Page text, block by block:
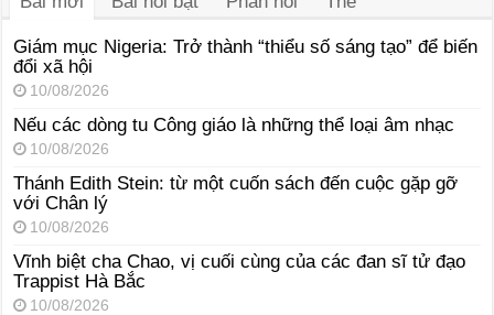
Giám mục Nigeria: Trở thành “thiểu số sáng tạo” để biến
đổi xã hội
10/08/2026
Nếu các dòng tu Công giáo là những thể loại âm nhạc
10/08/2026
Thánh Edith Stein: từ một cuốn sách đến cuộc gặp gỡ
với Chân lý
10/08/2026
Vĩnh biệt cha Chao, vị cuối cùng của các đan sĩ tử đạo
Trappist Hà Bắc
10/08/2026